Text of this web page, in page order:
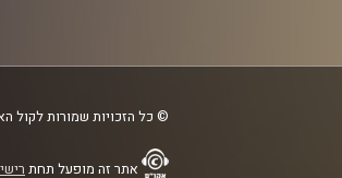
© כל הזכויות שמורות לקול
אתר זה מופעל תחת